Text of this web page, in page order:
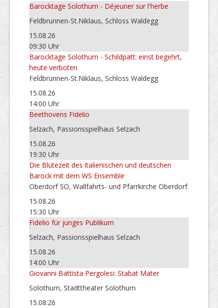
Barocktage Solothurn - Déjeuner sur l'herbe
Feldbrunnen-St.Niklaus, Schloss Waldegg
15.08.26
09:30 Uhr
Barocktage Solothurn - Schildpatt: einst begehrt,
heute verboten
Feldbrunnen-St.Niklaus, Schloss Waldegg
15.08.26
14:00 Uhr
Beethovens Fidelio
Selzach, Passionsspielhaus Selzach
15.08.26
19:30 Uhr
Die Blütezeit des italienischen und deutschen
Barock mit dem WS Ensemble
Oberdorf SO, Wallfahrts- und Pfarrkirche Oberdorf
15.08.26
15:30 Uhr
Fidelio für junges Publikum
Selzach, Passionsspielhaus Selzach
15.08.26
14:00 Uhr
Giovanni Battista Pergolesi: Stabat Mater
Solothurn, Stadttheater Solothurn
15.08.26